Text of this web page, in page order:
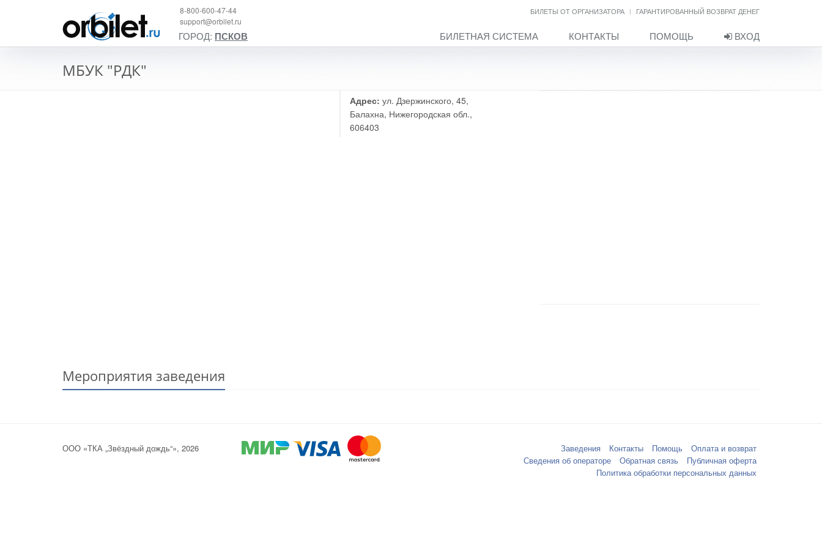
БИЛЕТЫ ОТ ОРГАНИЗАТОРА ГАРАНТИРОВАННЫЙ ВОЗВРАТ ДЕНЕГ
8-800-600-47-44
support@orbilet.ru
ГОРОД: ПСКОВ БИЛЕТНАЯ СИСТЕМА КОНТАКТЫ ПОМОЩЬ ВХОД
МБУК "РДК"
Адрес: ул. Дзержинского, 45,
Балахна, Нижегородская обл.,
606403
Мероприятия заведения
ООО «ТКА „Звёздный дождь“», 2026 Заведения Контакты Помощь
Оплата и возврат
Сведения об операторе
Обратная связь
Публичная оферта
Политика обработки персональных данных